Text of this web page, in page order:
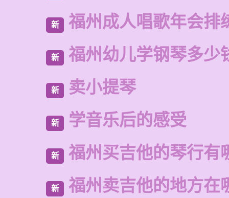
新 福州成人唱歌年会排
新 福州幼儿学钢琴多少
新 卖小提琴
新 学音乐后的感受
新 福州买吉他的琴行有
新 福州卖吉他的地方在